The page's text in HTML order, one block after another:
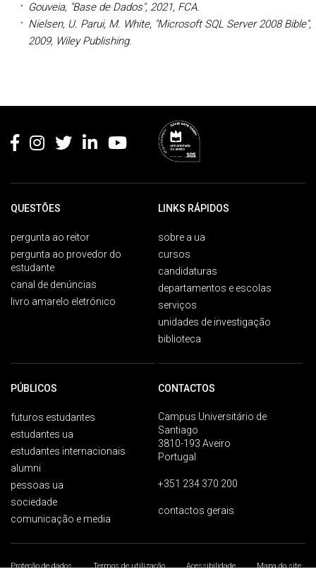
Gouveia, "Base de Dados", 2021, FCA.
Nielsen, U. Parui, M. White, "Microsoft SQL Server 2008 Bible",
2009, Wiley Publishing.
QUESTÕES
pergunta ao reitor
pergunta ao provedor do
estudante
canal de denúncias
livro amarelo eletrónico
LINKS RÁPIDOS
sobre a ua
cursos
candidaturas
departamentos e escolas
serviços
unidades de investigação
biblioteca
PÚBLICOS
futuros estudantes
estudantes ua
estudantes internacionais
alumni
pessoas ua
sociedade
comunicação e media
CONTACTOS
Campus Universitário de
Santiago
3810-193 Aveiro
Portugal
+351 234 370 200
contactos gerais
Proteção de dados Termos de utilização Acessibilidade Mapa do site